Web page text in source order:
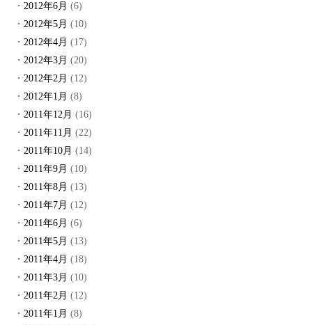
2012年6月 (6)
2012年5月 (10)
2012年4月 (17)
2012年3月 (20)
2012年2月 (12)
2012年1月 (8)
2011年12月 (16)
2011年11月 (22)
2011年10月 (14)
2011年9月 (10)
2011年8月 (13)
2011年7月 (12)
2011年6月 (6)
2011年5月 (13)
2011年4月 (18)
2011年3月 (10)
2011年2月 (12)
2011年1月 (8)